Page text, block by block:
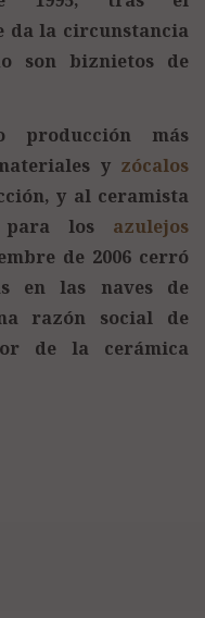
da la circunstancia
son biznietos de
producción más
y zócalos
y al ceramista
para los azulejos
de 2006 cerró
en las naves de
razón social de
de la cerámica